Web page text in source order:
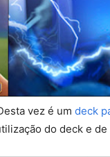
vez é um deck
do deck e